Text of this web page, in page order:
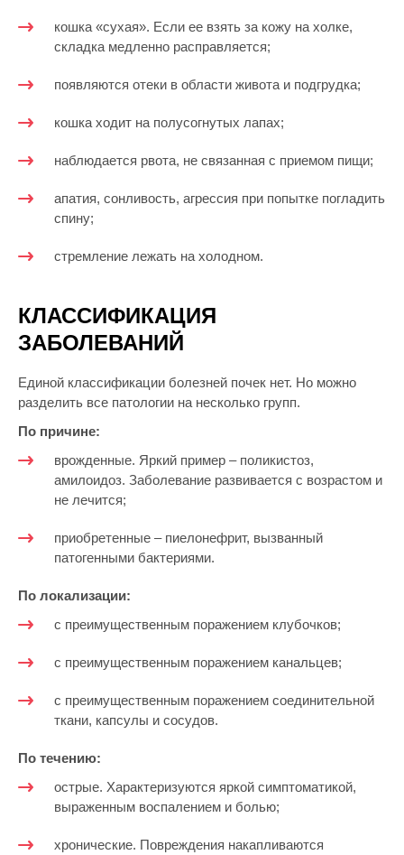
кошка «сухая». Если ее взять за кожу на холке,
складка медленно расправляется;
появляются отеки в области живота и подгрудка;
кошка ходит на полусогнутых лапах;
наблюдается рвота, не связанная с приемом пищи;
апатия, сонливость, агрессия при попытке погладить
спину;
стремление лежать на холодном.
КЛАССИФИКАЦИЯ
ЗАБОЛЕВАНИЙ
Единой классификации болезней почек нет. Но можно
разделить все патологии на несколько групп.
По причине:
врожденные. Яркий пример – поликистоз,
амилоидоз. Заболевание развивается с возрастом и
не лечится;
приобретенные – пиелонефрит, вызванный
патогенными бактериями.
По локализации:
с преимущественным поражением клубочков;
с преимущественным поражением канальцев;
с преимущественным поражением соединительной
ткани, капсулы и сосудов.
По течению:
острые. Характеризуются яркой симптоматикой,
выраженным воспалением и болью;
хронические. Повреждения накапливаются